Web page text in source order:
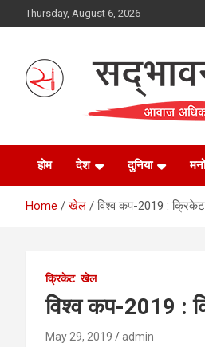
to
Thursday, August 6, 2026
Sadbhawna
होम देश दुनिया
Home खेल विश्व कप-2019 :
क्रिकेट खेल
विश्व कप-2019 :
May 29, 2019 admin